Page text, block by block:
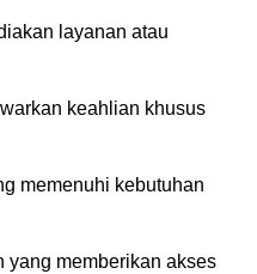
layanan atau
keahlian khusus
memenuhi kebutuhan
yang memberikan akses